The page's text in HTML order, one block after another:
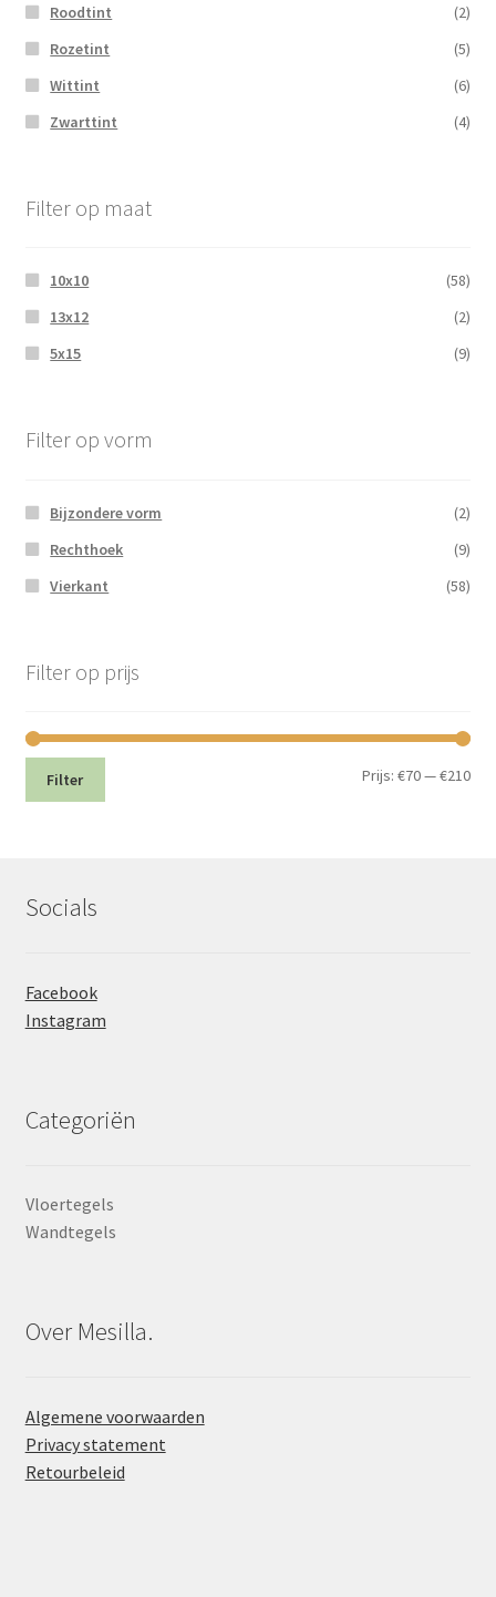
Roodtint
(2)
Rozetint
(5)
Wittint
(6)
Zwarttint
(4)
Filter op maat
10x10
(58)
13x12
(2)
5x15
(9)
Filter op vorm
Bijzondere vorm
(2)
Rechthoek
(9)
Vierkant
(58)
Filter op prijs
Min.
Filter Prijs:€70—€210
Socials
Facebook
Instagram
Categoriën
Vloertegels
Wandtegels
Over Mesilla.
Algemene voorwaarden
Privacy statement
Retourbeleid